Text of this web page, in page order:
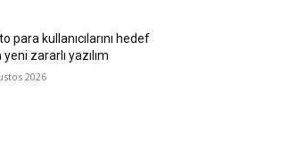
para kullanıcılarını hedef
yeni zararlı yazılım
2026